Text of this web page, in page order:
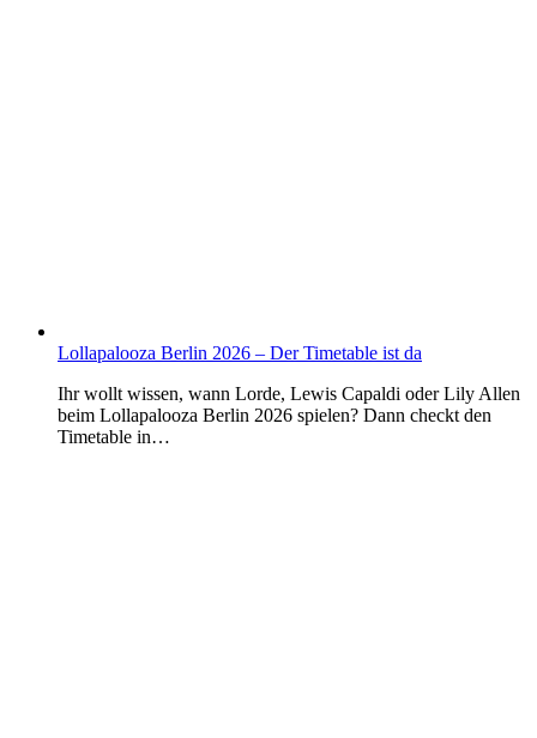
Lollapalooza Berlin 2026 – Der Timetable ist da
Ihr wollt wissen, wann Lorde, Lewis Capaldi oder Lily Allen
beim Lollapalooza Berlin 2026 spielen? Dann checkt den
Timetable in…